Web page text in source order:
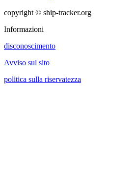
copyright © ship-tracker.org
Informazioni
disconoscimento
Avviso sul sito
politica sulla riservatezza